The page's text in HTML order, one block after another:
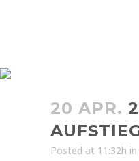
20 APR.
Posted at 11:32h in